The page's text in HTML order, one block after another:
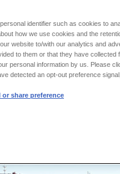
トン型鉱石
ＩＴＩＯＮ
identifier such as cookies to
how we use cookies and the
website to/with our analytics and
to them or that they have
personal information by us. Please
detected an opt-out preference
share preference